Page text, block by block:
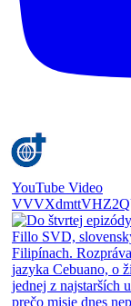
YouTube Video